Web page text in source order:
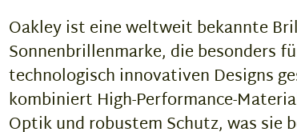
Oakley ist eine weltweit bekannte
Sonnenbrillenmarke, die besonders
technologisch innovativen Designs
kombiniert High-Performance-
Optik und robustem Schutz, was sie